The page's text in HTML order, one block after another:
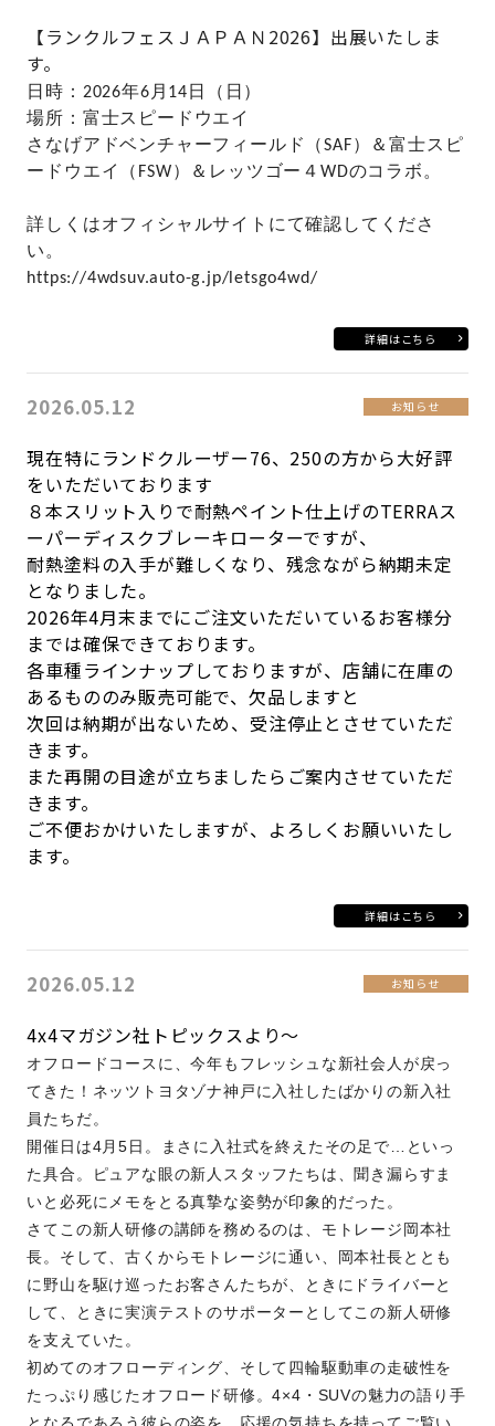
【ランクルフェスＪＡＰＡＮ2026】出展いたしま
す。
日時：2026年6月14 日（日）
場所：富士スピードウエイ
さなげアドベンチャーフィールド（SAF）＆富士スピ
ードウエイ（FSW）＆レッツゴー４WDのコラボ。
詳しくはオフィシャルサイトにて確認してくださ
い。
https://4wdsuv.auto-g.jp/letsgo4wd/
詳細はこちら
2026.05.12 お知らせ
現在特にランドクルーザー76、250の方から大好評
をいただいております
８本スリット入りで耐熱ペイント仕上げのTERRAス
ーパーディスクブレーキローターですが、
耐熱塗料の入手が難しくなり、残念ながら納期未定
となりました。
2026年4月末までにご注文いただいているお客様分
までは確保できております。
各車種ラインナップしておりますが、店舗に在庫の
あるもののみ販売可能で、欠品しますと
次回は納期が出ないため、受注停止とさせていただ
きます。
また再開の目途が立ちましたらご案内させていただ
きます。
ご不便おかけいたしますが、よろしくお願いいたし
ます。
詳細はこちら
2026.05.12 お知らせ
4x4マガジン社トピックスより～
オフロードコースに、今年もフレッシュな新社会人が戻っ
てきた！ネッツトヨタゾナ神戸に入社したばかりの新入社
員たちだ。
開催日は4月5日。まさに入社式を終えたその足で…といっ
た具合。ピュアな眼の新人スタッフたちは、聞き漏らすま
いと必死にメモをとる真摯な姿勢が印象的だった。
さてこの新人研修の講師を務めるのは、モトレージ岡本社
長。そして、古くからモトレージに通い、岡本社長ととも
に野山を駆け巡ったお客さんたちが、ときにドライバーと
して、ときに実演テストのサポーターとしてこの新人研修
を支えていた。
初めてのオフローディング、そして四輪駆動車の走破性を
たっぷり感じたオフロード研修。4×4・SUVの魅力の語り手
となるであろう彼らの姿を、応援の気持ちを持ってご覧い